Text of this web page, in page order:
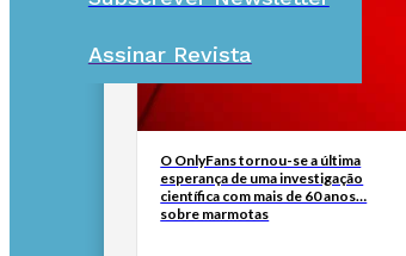
Assinar Revista
O OnlyFans tornou-se a última
esperança de uma investigação
científica com mais de 60 anos…
sobre marmotas